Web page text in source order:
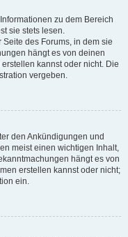
zu dem Bereich
sie stets lesen.
des Forums, in dem sie
hängt es von deinen
kannst oder nicht. Die
vergeben.
den Ankündigungen und
meist einen wichtigen Inhalt,
hängt es von
erstellen kannst oder nicht;
ein.